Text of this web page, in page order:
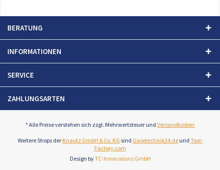
BERATUNG
INFORMATIONEN
SERVICE
ZAHLUNGSARTEN
* Alle Preise verstehen sich zzgl. Mehrwertsteuer und Versandkosten
Weitere Shops der Knautz GmbH & Co. KG sind Gasetechnik24.deund Tool-
Factory.com
Design byTC-Innovations GmbH